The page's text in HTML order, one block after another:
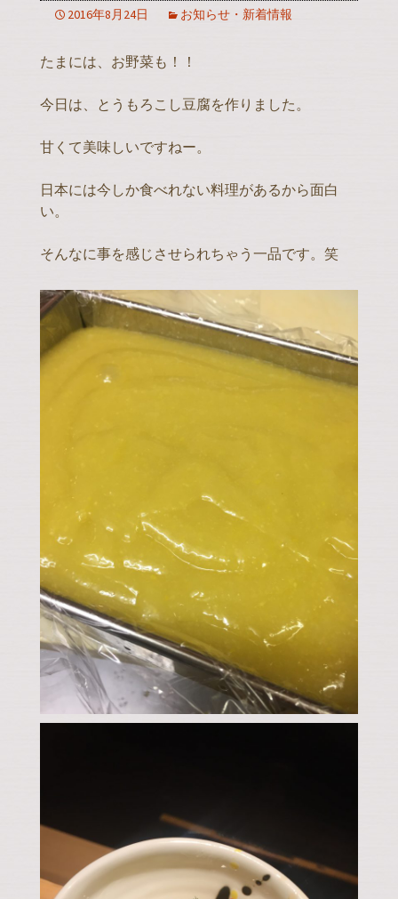
2016年8月24日 お知らせ・新着情報
たまには、お野菜も！！
今日は、とうもろこし豆腐を作りました。
甘くて美味しいですねー。
日本には今しか食べれない料理があるから面白
い。
そんなに事を感じさせられちゃう一品です。笑